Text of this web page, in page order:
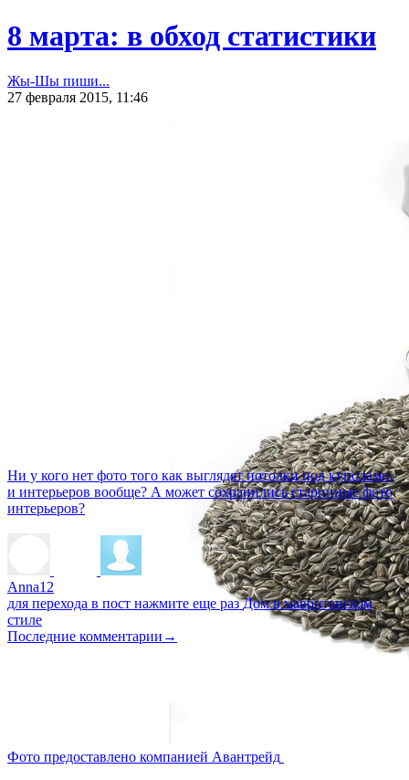
8 марта: в обход статистики
Жы-Шы пиши...
27 февраля 2015, 11:46
Фото предоставлено компанией Авантрейд
Ни у кого нет фото того как выглядят потолки под куполами,
и интерьеров вообще? А может сохранились старинные фото
интерьеров?
Anna12
для перехода в пост нажмите еще раз Дом в мавританском
стиле
Последние комментарии →